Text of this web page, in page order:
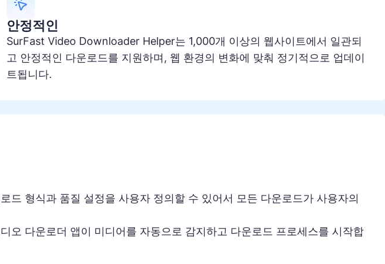
안정적인
SurFast Video Downloader Helper는 1,000개 이상의 웹사이트에서 일관되
고 안정적인 다운로드를 지원하며, 웹 환경의 변화에 맞춰 정기적으로 업데이
트됩니다.
형식과 품질 설정을 사용자 정의할 수 있어서 모든 다운로드가 사용자의
오 다운로더 앱이 미디어를 자동으로 감지하고 다운로드 프로세스를 시작합